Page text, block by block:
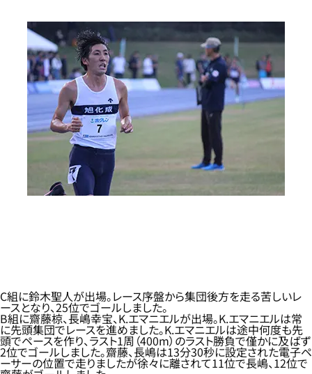
C組に鈴木聖人が出場。レース序盤から集団後方を走る苦しいレ
ースとなり、25位でゴールしました。
B組に齋藤椋、長嶋幸宝、K.エマニエルが出場。K.エマニエルは常
に先頭集団でレースを進めました。K.エマニエルは途中何度も先
頭でペースを作り、ラスト1周（400m）のラスト勝負で僅かに及ばず
2位でゴールしました。齋藤、長嶋は13分30秒に設定された電子ペ
ーサーの位置で走りましたが徐々に離されて11位で長嶋、12位で